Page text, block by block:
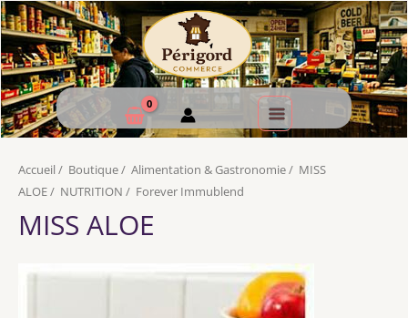
Accueil / Boutique/ Alimentation & Gastronomie/ MISS
ALOE/ NUTRITION / Forever Immublend
MISS ALOE